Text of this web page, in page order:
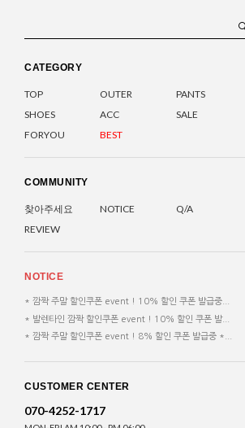
CATEGORY
TOP OUTER
PANTS
SHOES
ACC
SALE
FORYOU
BEST
COMMUNITY
찾아주세요 NOTICE
Q/A
REVIEW
NOTICE
* 깜짝 주말 할인쿠폰 event ! 10% 할인 쿠폰 발급중...
* 발렌타인 깜짝 할인쿠폰 event ! 10% 할인 쿠폰 발...
* 깜짝 주말 할인쿠폰 event ! 8% 할인 쿠폰 발급중 *...
CUSTOMER CENTER
070-4252-1717